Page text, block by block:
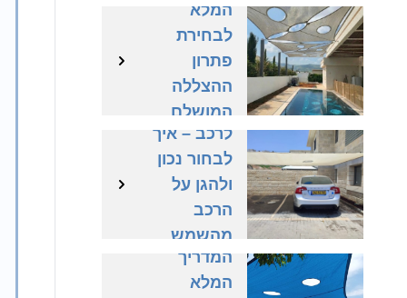
בהתאמה
אישית
המלא
לבחירת
פתרון
ההצללה
המושלם
לבריכה
פרטית
וציבורית
רשת צל
לרכב – איך
לבחור נכון
ולהגן על
הרכב
מהשמש
הישראלית
רשת צל –
המדריך
המלא